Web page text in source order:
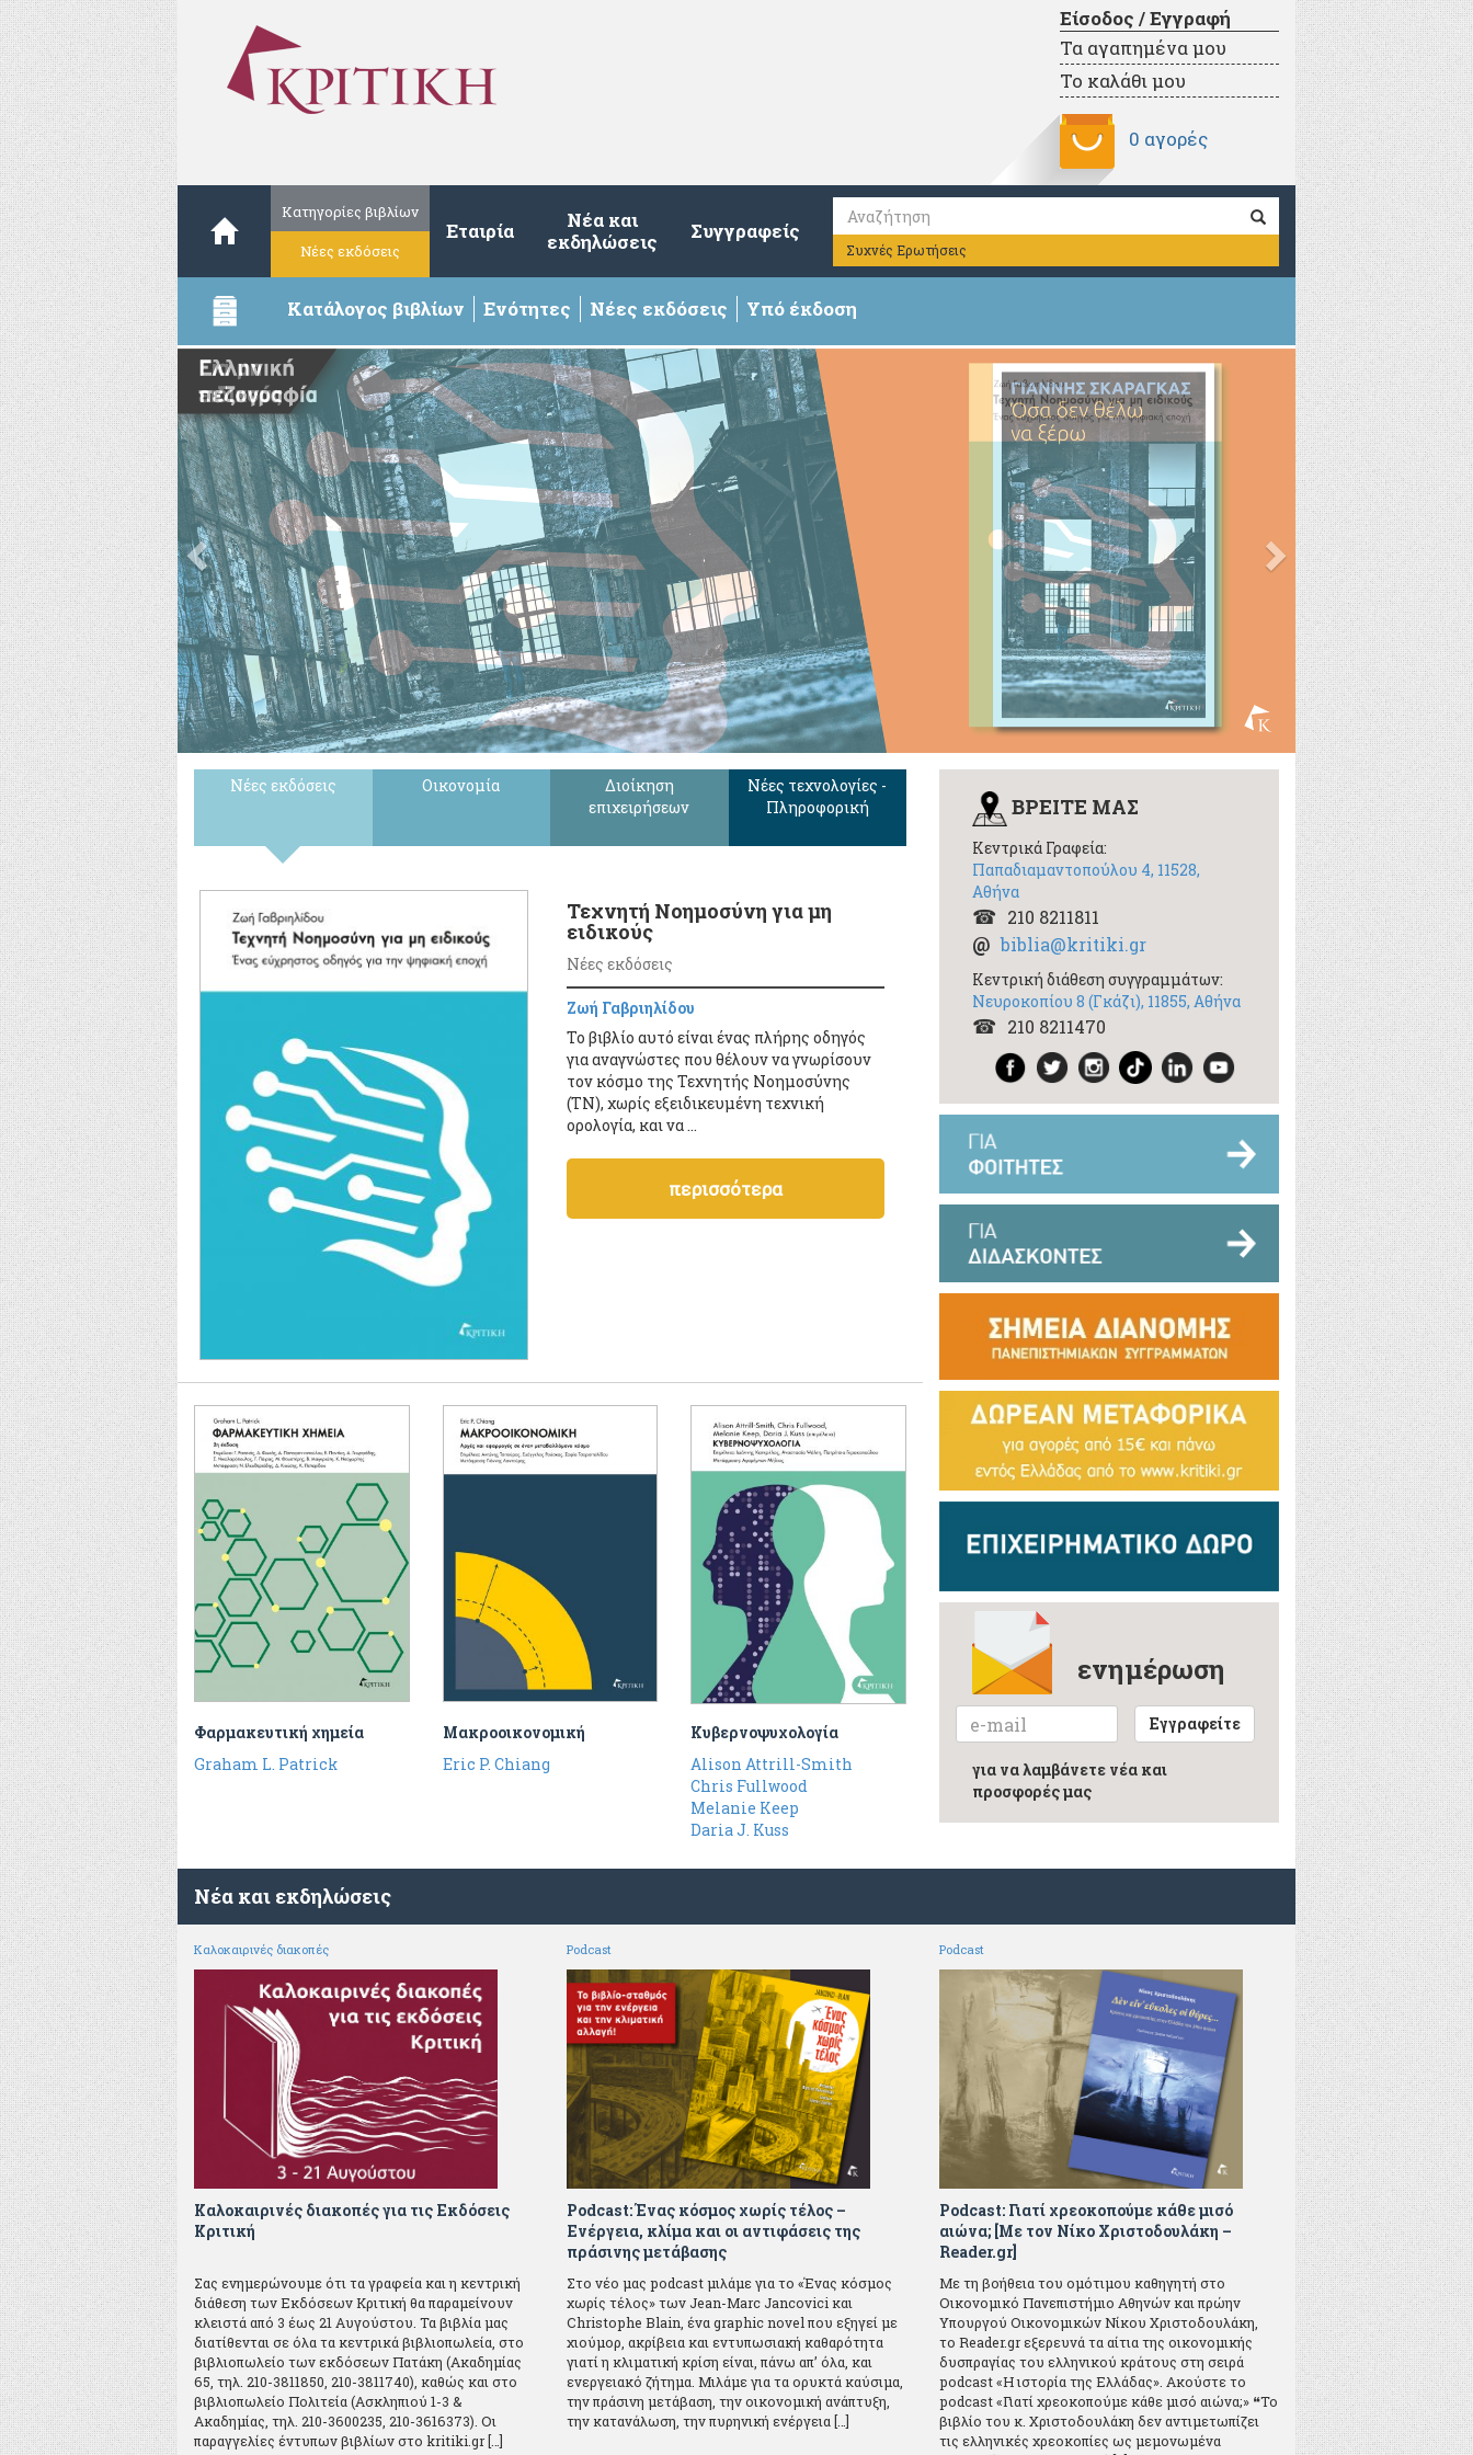
Είσοδος / Εγγραφή
Τα αγαπημένα μου
Το καλάθι μου
0 αγορές
Κατηγορίες βιβλίων
Νέες εκδόσεις
Εταιρία
Νέα και
εκδηλώσεις
Συγγραφείς
Συχνές Ερωτήσεις
Κατάλογος βιβλίων Ενότητες Νέες εκδόσεις Υπό έκδοση
Νέες εκδόσεις Οικονομία
Διοίκηση
επιχειρήσεων
Νέες τεχνολογίες -
Πληροφορική
Τεχνητή Νοημοσύνη για μη
ειδικούς
Νέες εκδόσεις
Ζωή Γαβριηλίδου
Το βιβλίο αυτό είναι ένας πλήρης οδηγός
για αναγνώστες που θέλουν να γνωρίσουν
τον κόσμο της Τεχνητής Νοημοσύνης
(ΤΝ), χωρίς εξειδικευμένη τεχνική
ορολογία, και να ...
περισσότερα
Φαρμακευτική χημεία
Graham L. Patrick
Μακροοικονομική
Eric P. Chiang
Κυβερνοψυχολογία
Alison Attrill-Smith
Chris Fullwood
Melanie Keep
Daria J. Kuss
ΒΡΕΙΤΕ ΜΑΣ
Κεντρικά Γραφεία:
Παπαδιαμαντοπούλου 4, 11528,
Αθήνα
210 8211811
biblia@kritiki.gr
Κεντρική διάθεση συγγραμμάτων:
Νευροκοπίου 8 (Γκάζι), 11855, Αθήνα
​210 8211470
ενημέρωση
Εγγραφείτε
για να λαμβάνετε νέα και
προσφορές μας
Νέα και εκδηλώσεις
Καλοκαιρινές διακοπές
Καλοκαιρινές διακοπές για τις Εκδόσεις
Κριτική
Σας ενημερώνουμε ότι τα γραφεία και η κεντρική
διάθεση των Εκδόσεων Κριτική θα παραμείνουν
κλειστά από 3 έως 21 Αυγούστου. Τα βιβλία μας
διατίθενται σε όλα τα κεντρικά βιβλιοπωλεία, στο
βιβλιοπωλείο των εκδόσεων Πατάκη (Ακαδημίας
65, τηλ. 210-3811850, 210-3811740), καθώς και στο
βιβλιοπωλείο Πολιτεία (Ασκληπιού 1-3 &
Ακαδημίας, τηλ. 210-3600235, 210-3616373). Οι
παραγγελίες έντυπων βιβλίων στο kritiki.gr […]
Podcast
Podcast: Ένας κόσμος χωρίς τέλος –
Ενέργεια, κλίμα και οι αντιφάσεις της
πράσινης μετάβασης
Στο νέο μας podcast μιλάμε για το «Ένας κόσμος
χωρίς τέλος» των Jean-Marc Jancovici και
Christophe Blain, ένα graphic novel που εξηγεί με
χιούμορ, ακρίβεια και εντυπωσιακή καθαρότητα
γιατί η κλιματική κρίση είναι, πάνω απ’ όλα, και
ενεργειακό ζήτημα. Μιλάμε για τα ορυκτά καύσιμα,
την πράσινη μετάβαση, την οικονομική ανάπτυξη,
την κατανάλωση, την πυρηνική ενέργεια […]
Podcast
Podcast: Γιατί χρεοκοπούμε κάθε μισό
αιώνα; [Με τον Νίκο Χριστοδουλάκη –
Reader.gr]
Με τη βοήθεια του ομότιμου καθηγητή στο
Οικονομικό Πανεπιστήμιο Αθηνών και πρώην
Υπουργού Οικονομικών Νίκου Χριστοδουλάκη,
το Reader.gr εξερευνά τα αίτια της οικονομικής
δυσπραγίας του ελληνικού κράτους στη σειρά
podcast «Η ιστορία της Ελλάδας». Ακούστε το
podcast «Γιατί χρεοκοπούμε κάθε μισό αιώνα;» ❝Το
βιβλίο του κ. Χριστοδουλάκη δεν αντιμετωπίζει
τις ελληνικές χρεοκοπίες ως μεμονωμένα